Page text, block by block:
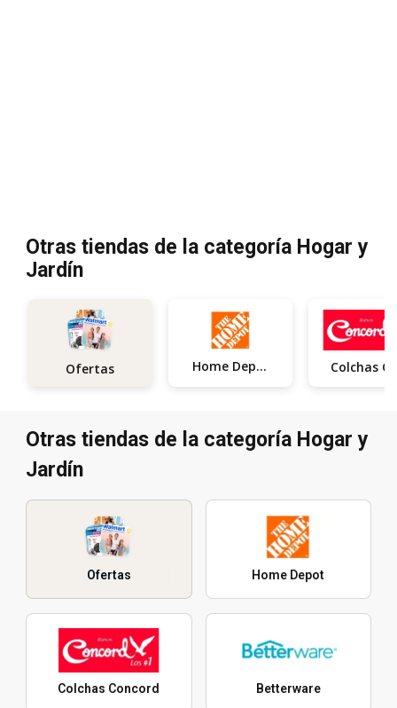
Otras tiendas de la categoría Hogar y
Jardín
Ofertas Home Depot
Otras tiendas de la categoría Hogar y
Jardín
Ofertas Home Depot
Colchas Concord Betterware